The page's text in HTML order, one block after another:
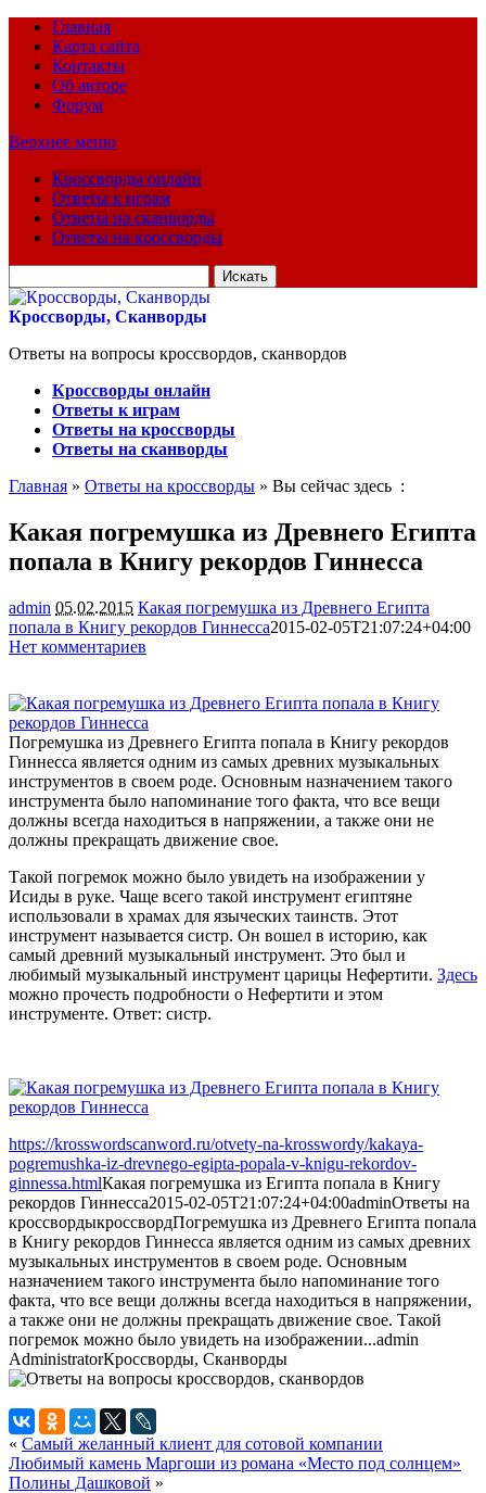
Главная
Карта сайта
Контакты
Об авторе
Форум
Верхнее меню
Кроссворды онлайн
Ответы к играм
Ответы на сканворды
Ответы на кроссворды
для:
Кроссворды, Сканворды
Ответы на вопросы кроссвордов, сканвордов
Кроссворды онлайн
Ответы к играм
Ответы на кроссворды
Ответы на сканворды
Главная » Ответы на кроссворды » Вы сейчас здесь :
Какая погремушка из Древнего Египта
попала в Книгу рекордов Гиннесса
admin 05.02.2015 Какая погремушка из Древнего Египта
попала в Книгу рекордов Гиннесса2015-02-05T21:07:24+04:00
Нет комментариев
Погремушка из Древнего Египта попала в Книгу рекордов
Гиннесса является одним из самых древних музыкальных
инструментов в своем роде. Основным назначением такого
инструмента было напоминание того факта, что все вещи
должны всегда находиться в напряжении, а также они не
должны прекращать движение свое.
Такой погремок можно было увидеть на изображении у
Исиды в руке. Чаще всего такой инструмент египтяне
использовали в храмах для языческих таинств. Этот
инструмент называется систр. Он вошел в историю, как
самый древний музыкальный инструмент. Это был и
любимый музыкальный инструмент царицы Нефертити. Здесь
можно прочесть подробности о Нефертити и этом
инструменте. Ответ: систр.
https://krosswordscanword.ru/otvety-na-krosswordy/kakaya-
pogremushka-iz-drevnego-egipta-popala-v-knigu-rekordov-
ginnessa.htmlКакая погремушка из Египта попала в Книгу
рекордов Гиннесса2015-02-05T21:07:24+04:00adminОтветы на
кроссвордыкроссвордПогремушка из Древнего Египта попала
в Книгу рекордов Гиннесса является одним из самых древних
музыкальных инструментов в своем роде. Основным
назначением такого инструмента было напоминание того
факта, что все вещи должны всегда находиться в напряжении,
а также они не должны прекращать движение свое. Такой
погремок можно было увидеть на изображении...admin
AdministratorКроссворды, Сканворды
« Самый желанный клиент для сотовой компании
Любимый камень Маргоши из романа «Место под солнцем»
Полины Дашковой »